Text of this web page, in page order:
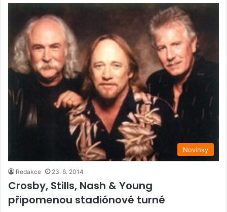
Novinky
Redakce 23. 6. 2014
Crosby, Stills, Nash & Young
připomenou stadiónové turné